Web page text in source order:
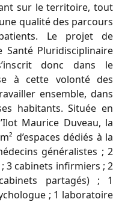
sur le territoire, tout
qualité des parcours
Le projet de
Pluridisciplinaire
donc dans le
à cette volonté des
ensemble, dans
habitants. Située en
Maurice Duveau, la
d’espaces dédiés à la
généralistes ; 2
3 cabinets infirmiers ; 2
partagés) ; 1
; 1 laboratoire